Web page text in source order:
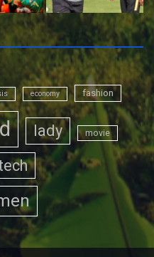
economy fashion
lady movie